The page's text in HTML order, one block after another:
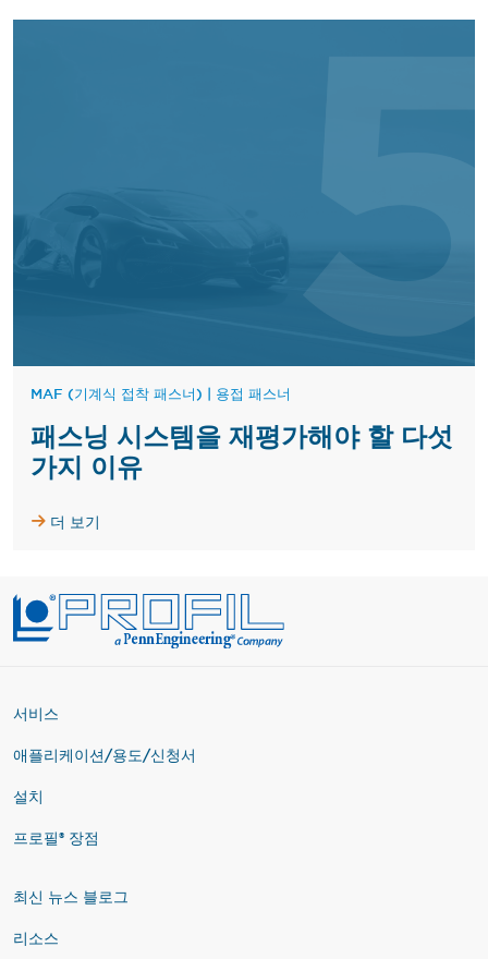
MAF (기계식 접착 패스너) | 용접 패스너
패스닝 시스템을 재평가해야 할 다섯
가지 이유
더 보기
서비스
애플리케이션/용도/신청서
설치
프로필® 장점
최신 뉴스 블로그
리소스